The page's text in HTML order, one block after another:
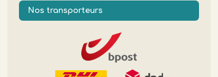
Nos transporteurs